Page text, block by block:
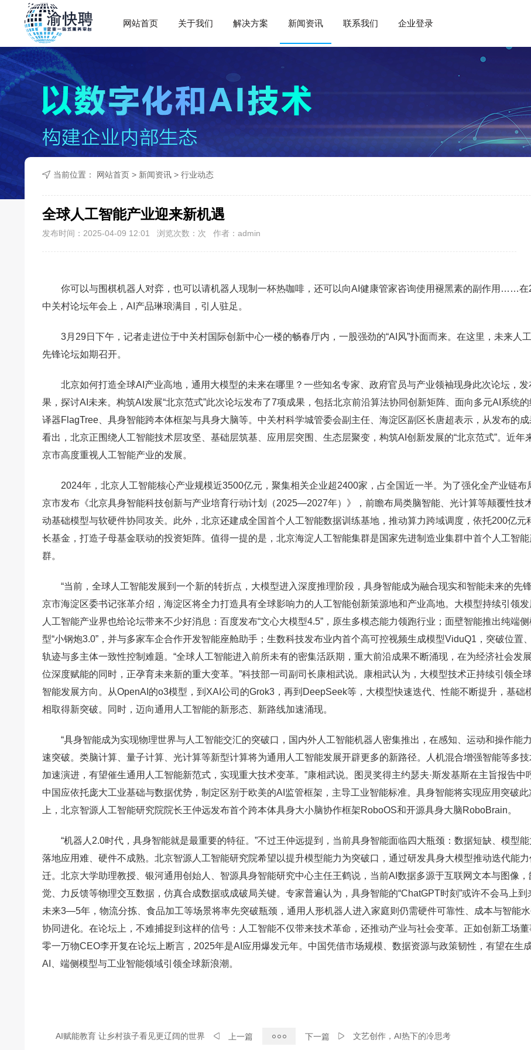
网站首页 关于我们 解决方案 新闻资讯 联系我们 企业登录
当前位置： 网站首页 > 新闻资讯 > 行业动态
全球人工智能产业迎来新机遇
发布时间：2025-04-09 12:01 浏览次数： 次 作者：admin
你可以与围棋机器人对弈，也可以请机器人现制一杯热咖啡，还可以向AI健康管家咨询使用褪黑素的副作用……在
中关村论坛年会上，AI产品琳琅满目，引人驻足。
3月29日下午，记者走进位于中关村国际创新中心一楼的畅春厅内，一股强劲的“AI风”扑面而来。在这里，未来人
先锋论坛如期召开。
北京如何打造全球AI产业高地，通用大模型的未来在哪里？一些知名专家、政府官员与产业领袖现身此次论坛，发
果，探讨AI未来。构筑AI发展“北京范式”此次论坛发布了7项成果，包括北京前沿算法协同创新矩阵、面向多元AI系统
译器FlagTree、具身智能跨本体框架与具身大脑等。中关村科学城管委会副主任、海淀区副区长唐超表示，从发布的成
看出，北京正围绕人工智能技术层攻坚、基础层筑基、应用层突围、生态层聚变，构筑AI创新发展的“北京范式”。近年
京市高度重视人工智能产业的发展。
2024年，北京人工智能核心产业规模近3500亿元，聚集相关企业超2400家，占全国近一半。为了强化全产业链布
京市发布《北京具身智能科技创新与产业培育行动计划（2025—2027年）》，前瞻布局类脑智能、光计算等颠覆性技
动基础模型与软硬件协同攻关。此外，北京还建成全国首个人工智能数据训练基地，推动算力跨域调度，依托200亿元
长基金，打造子母基金联动的投资矩阵。值得一提的是，北京海淀人工智能集群是国家先进制造业集群中首个人工智
群。
“当前，全球人工智能发展到一个新的转折点，大模型进入深度推理阶段，具身智能成为融合现实和智能未来的先
京市海淀区委书记张革介绍，海淀区将全力打造具有全球影响力的人工智能创新策源地和产业高地。大模型持续引领发
人工智能产业界也给论坛带来不少好消息：百度发布“文心大模型4.5”，原生多模态能力领跑行业；面壁智能推出纯端侧
型“小钢炮3.0”，并与多家车企合作开发智能座舱助手；生数科技发布业内首个高可控视频生成模型ViduQ1，突破位置
轨迹与多主体一致性控制难题。“全球人工智能进入前所未有的密集活跃期，重大前沿成果不断涌现，在为经济社会发
位深度赋能的同时，正孕育未来新的重大变革。”科技部一司副司长康相武说。康相武认为，大模型技术正持续引领全
智能发展方向。从OpenAI的o3模型，到XAI公司的Grok3，再到DeepSeek等，大模型快速迭代、性能不断提升，基础
相取得新突破。同时，迈向通用人工智能的新形态、新路线加速涌现。
“具身智能成为实现物理世界与人工智能交汇的突破口，国内外人工智能机器人密集推出，在感知、运动和操作能
速突破。类脑计算、量子计算、光计算等新型计算将为通用人工智能发展开辟更多的新路径。人机混合增强智能等多
加速演进，有望催生通用人工智能新范式，实现重大技术变革。”康相武说。图灵奖得主约瑟夫·斯发基斯在主旨报告中
中国应依托庞大工业基础与数据优势，制定区别于欧美的AI监管框架，主导工业智能标准。具身智能将实现应用突破此
上，北京智源人工智能研究院院长王仲远发布首个跨本体具身大小脑协作框架RoboOS和开源具身大脑RoboBrain。
“机器人2.0时代，具身智能就是最重要的特征。”不过王仲远提到，当前具身智能面临四大瓶颈：数据短缺、模型能
落地应用难、硬件不成熟。北京智源人工智能研究院希望以提升模型能力为突破口，通过研发具身大模型推动迭代能
迁。北京大学助理教授、银河通用创始人、智源具身智能研究中心主任王鹤说，当前AI数据多源于互联网文本与图像，
觉、力反馈等物理交互数据，仿真合成数据或成破局关键。专家普遍认为，具身智能的“ChatGPT时刻”或许不会马上到
未来3—5年，物流分拣、食品加工等场景将率先突破瓶颈，通用人形机器人进入家庭则仍需硬件可靠性、成本与智能
协同进化。在论坛上，不难捕捉到这样的信号：人工智能不仅带来技术革命，还推动产业与社会变革。正如创新工场
零一万物CEO李开复在论坛上断言，2025年是AI应用爆发元年。中国凭借市场规模、数据资源与政策韧性，有望在生
AI、端侧模型与工业智能领域引领全球新浪潮。
AI赋能教育 让乡村孩子看见更辽阔的世界 上一篇 下一篇 文艺创作，AI热下的冷思考